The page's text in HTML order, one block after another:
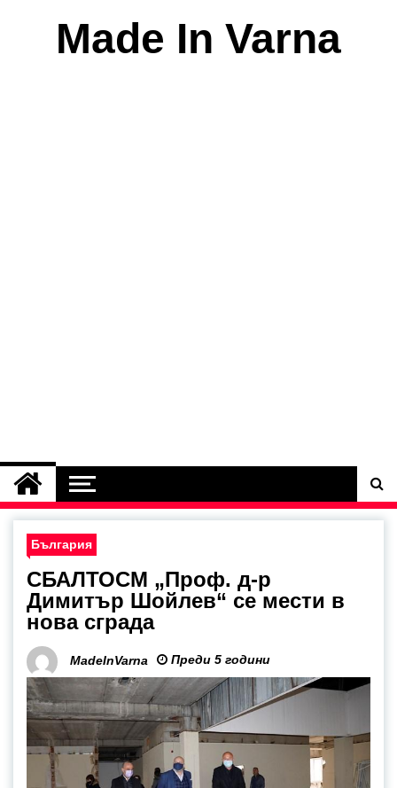
Made In Varna
България
СБАЛТОСМ „Проф. д-р
Димитър Шойлев“ се мести в
нова сграда
MadeInVarna Преди 5 години